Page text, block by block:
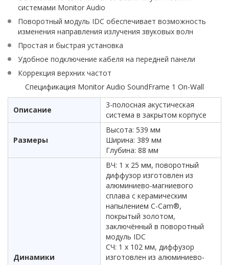
системами Monitor Audio
Поворотный модуль IDC обеспечивает возможность
изменения направления излучения звуковых волн
Простая и быстрая установка
Удобное подключение кабеля на передней панели
Коррекция верхних частот
Спецификация Monitor Audio SoundFrame 1 On-Wall
Описание
3-полосная акустическая
система в закрытом корпусе
Размеры
Высота: 539 мм
Ширина: 389 мм
Глубина: 88 мм
Динамики
ВЧ: 1 х 25 мм, поворотный
диффузор изготовлен из
алюминиево-магниевого
сплава с керамическим
напылением C-Cam®,
покрытый золотом,
заключённый в поворотный
модуль IDC
СЧ: 1 х 102 мм, диффузор
изготовлен из алюминиево-